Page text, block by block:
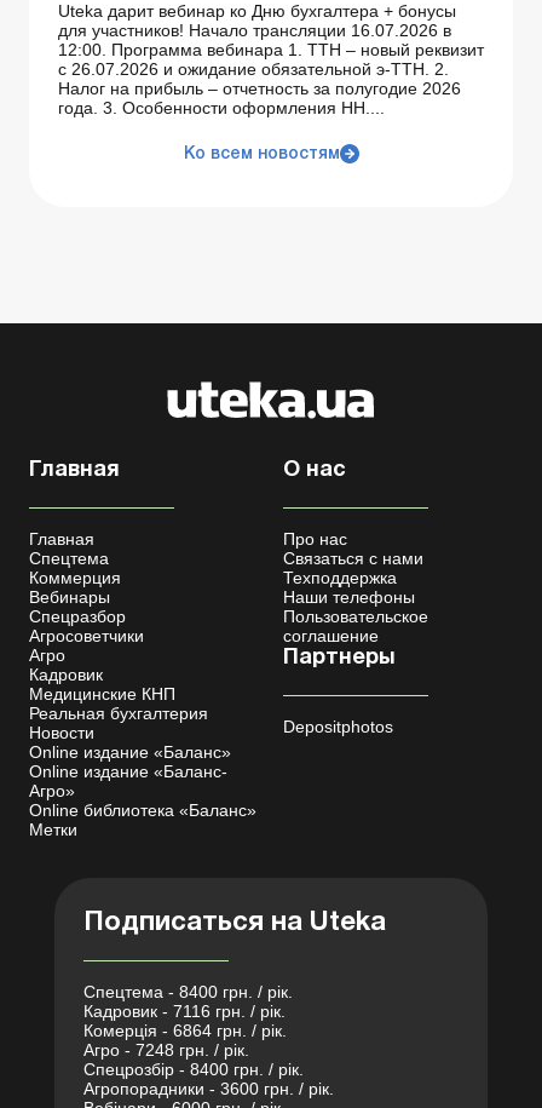
Uteka дарит вебинар ко Дню бухгалтера + бонусы
для участников! Начало трансляции 16.07.2026 в
12:00. Программа вебинара 1. ТТН – новый реквизит
с 26.07.2026 и ожидание обязательной э-ТТН. 2.
Налог на прибыль – отчетность за полугодие 2026
года. 3. Особенности оформления НН....
Ко всем новостям
Главная
Главная
Спецтема
Коммерция
Вебинары
Спецразбор
Агросоветчики
Агро
Кадровик
Медицинские КНП
Реальная бухгалтерия
Новости
Online издание «Баланс»
Online издание «Баланс-
Агро»
Online библиотека «Баланс»
Метки
О нас
Про нас
Связаться с нами
Техподдержка
Наши телефоны
Пользовательское
соглашение
Партнеры
Depositphotos
Подписаться на Uteka
Спецтема - 8400 грн. / рік.
Кадровик - 7116 грн. / рік.
Комерція - 6864 грн. / рік.
Агро - 7248 грн. / рік.
Спецрозбір - 8400 грн. / рік.
Агропорадники - 3600 грн. / рік.